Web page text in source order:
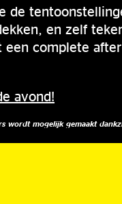
de
en zelf
een complete
avond!
wordt mogelijk gemaakt